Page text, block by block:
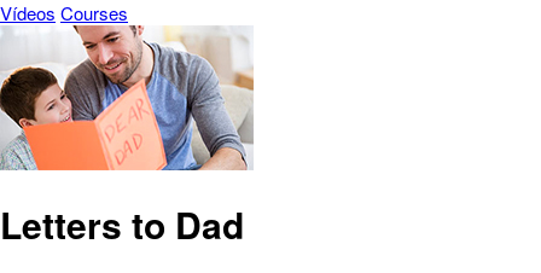
Vídeos Courses
Letters to Dad